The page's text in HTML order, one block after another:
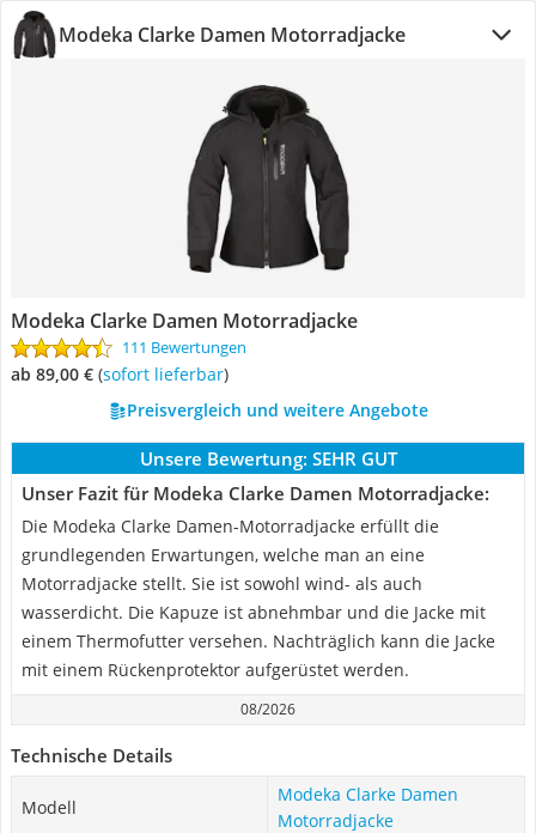
Modeka Clarke Damen Motorradjacke
Modeka Clarke Damen Motorradjacke
111 Bewertungen
ab 89,00 € ( Sofort lieferbar)
Preisvergleich und weitere Angebote
Unsere Bewertung: SEHR GUT
Unser Fazit für Modeka Clarke Damen Motorradjacke:
Die Modeka Clarke Damen-Motorradjacke erfüllt die
grundlegenden Erwartungen, welche man an eine
Motorradjacke stellt. Sie ist sowohl wind- als auch
wasserdicht. Die Kapuze ist abnehmbar und die Jacke mit
einem Thermofutter versehen. Nachträglich kann die Jacke
mit einem Rückenprotektor aufgerüstet werden.
08/2026
Technische Details
Modell
Modeka Clarke Damen
Motorradjacke